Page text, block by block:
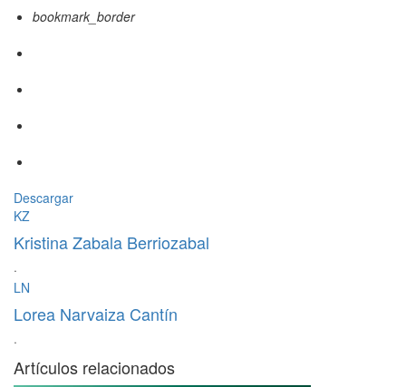
bookmark_border
Descargar
KZ
Kristina Zabala Berriozabal
·
LN
Lorea Narvaiza Cantín
·
Artículos relacionados